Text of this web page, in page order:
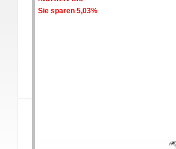
Sie sparen 5,03%